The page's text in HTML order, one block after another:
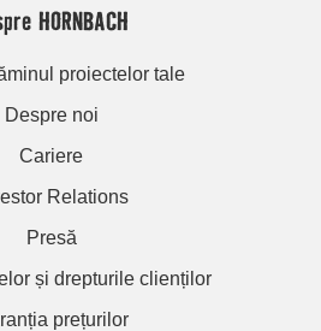
HORNBACH
proiectelor tale
Despre noi
Cariere
Relations
Presă
și drepturile clienților
prețurilor